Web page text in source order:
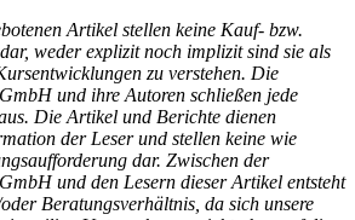
Artikel stellen keine Kauf- bzw.
weder explizit noch implizit sind sie als
zu verstehen. Die
und ihre Autoren schließen jede
Die Artikel und Berichte dienen
der Leser und stellen keine wie
dar. Zwischen der
und den Lesern dieser Artikel entsteht
Beratungsverhältnis, da sich unsere